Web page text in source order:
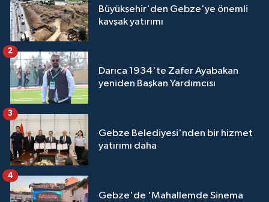
Büyükşehir'den Gebze'ye önemli
kavşak yatırımı
Darıca 1934'te Zafer Ayabakan
yeniden Başkan Yardımcısı
2
Gebze Belediyesi'nden bir hizmet
yatırımı daha
3
Gebze'de 'Mahallemde Sinema
4